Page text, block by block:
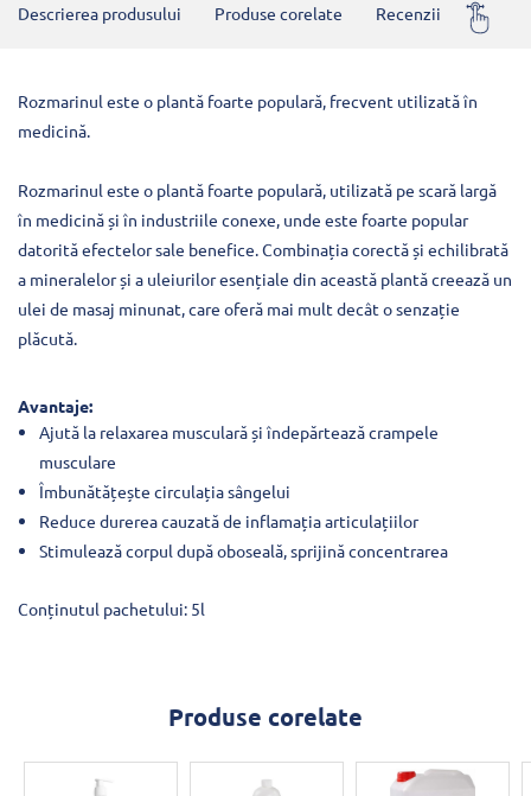
Descrierea produsului Produse corelate Recenzii
Rozmarinul este o plantă foarte populară, frecvent utilizată în
medicină.
Rozmarinul este o plantă foarte populară, utilizată pe scară largă
în medicină și în industriile conexe, unde este foarte popular
datorită efectelor sale benefice. Combinația corectă și echilibrată
a mineralelor și a uleiurilor esențiale din această plantă creează un
ulei de masaj minunat, care oferă mai mult decât o senzație
plăcută.
Avantaje:
Ajută la relaxarea musculară și îndepărtează crampele
musculare
Îmbunătățește circulația sângelui
Reduce durerea cauzată de inflamația articulațiilor
Stimulează corpul după oboseală, sprijină concentrarea
Conținutul pachetului: 5l
Produse corelate